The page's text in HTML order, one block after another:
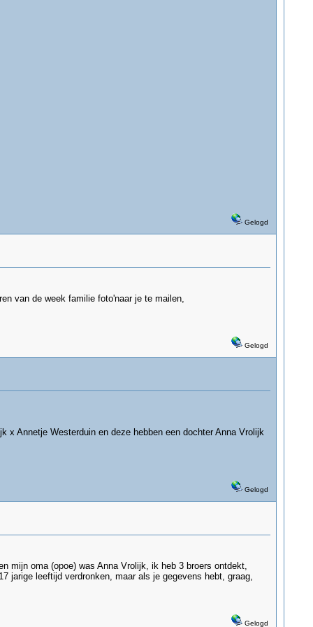
Gelogd
van de week familie foto'naar je te mailen,
Gelogd
x Annetje Westerduin en deze hebben een dochter Anna Vrolijk
Gelogd
mijn oma (opoe) was Anna Vrolijk, ik heb 3 broers ontdekt,
jarige leeftijd verdronken, maar als je gegevens hebt, graag,
Gelogd